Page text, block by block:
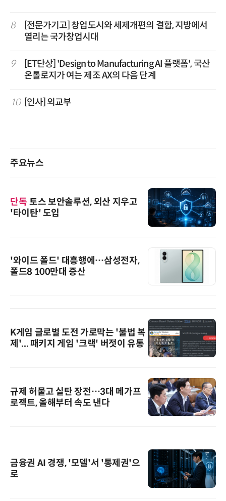
8
[전문가기고] 창업도시와 세제개편의 결합, 지방에서
열리는 국가창업시대
9
[ET단상] 'Design to Manufacturing AI 플랫폼', 국산
온톨로지가 여는 제조 AX의 다음 단계
10 [인사] 외교부
주요뉴스
단독 토스 보안솔루션, 외산 지우고
'타이탄' 도입
'와이드 폴드' 대흥행에…삼성전자,
폴드8 100만대 증산
K게임 글로벌 도전 가로막는 '불법 복
제'... 패키지 게임 '크랙' 버젓이 유통
규제 허물고 실탄 장전…3대 메가프
로젝트, 올해부터 속도 낸다
금융권 AI 경쟁, '모델'서 '통제권'으
로